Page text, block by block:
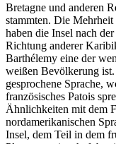
Bretagne und anderen
stammten. Die
haben die Insel nach
Richtung anderer
Barthélemy eine der
weißen Bevölkerung
gesprochene Sprache,
französisches Patois
Ähnlichkeiten mit dem
nordamerikanischen
Insel, dem Teil in dem